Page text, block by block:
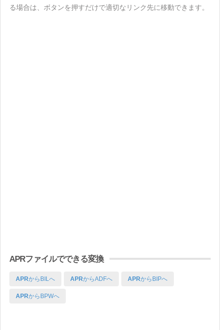
る場合は、ボタンを押すだけで適切なリンク先に移動できます。
APRファイルでできる変換
APRからBILへ APRからADFへ APRからBIPへ
APRからBPWへ